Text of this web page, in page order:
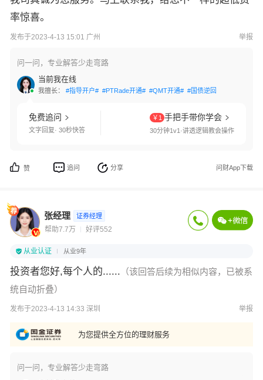
率惊喜。
发布于2023-4-13 15:01 广州 举报
问一问，专业解答少走弯路
当前我在线
我擅长： #指导开户# #PTRade开通# #QMT开通# #国债逆回购#
免费追问
文字回复· 30秒快答
￥1 手把手带你学会
30分钟1v1·讲透逻辑教会操作
赞 追问 分享 问财App下载
张经理 证券经理
帮助7.7万 好评552
从业认证 从业9年
投资者您好,每个人的...... （该回答后续为相似内容，已被系
统自动折叠）
发布于2023-4-13 14:33 深圳 举报
为您提供全方位的理财服务
问一问，专业解答少走弯路